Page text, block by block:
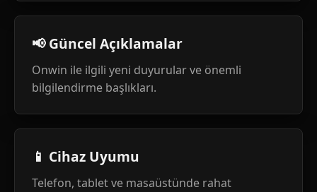
📢 Güncel Açıklamalar
Onwin ile ilgili yeni duyurular ve önemli
bilgilendirme başlıkları.
📱 Cihaz Uyumu
Telefon, tablet ve masaüstünde rahat